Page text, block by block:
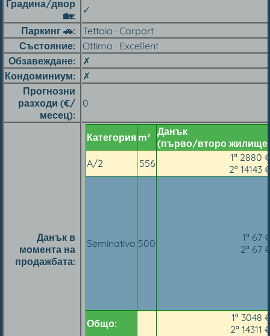
Градина/двор
🏡︎
✓
Паркинг 🚗︎
Tettoia · Carport
Състояние
Ottima · Excellent
Обзавеждане
✗
Кондоминиум
✗
Прогнозни
разходи (€/
месец)
0
Данък в
момента на
продажбата
Категория m² Данък
(първо/второ
A/2
556
1ª 2880
2ª 14143
Seminativo 500
1ª 67
2ª 67
Общо:
1ª 3048
2ª 14311